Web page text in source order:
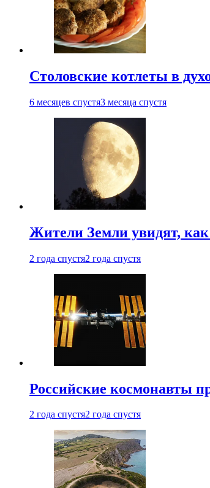
Столовские котлеты в
6 месяцев спустя3 месяца спустя
Жители Земли увидят,
2 года спустя2 года спустя
Российские космонавты
2 года спустя2 года спустя